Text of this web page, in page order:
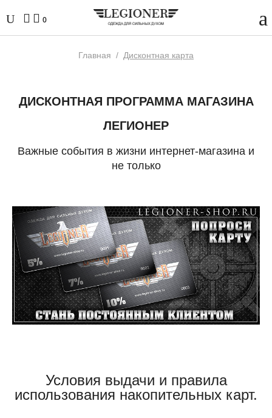
0
Главная / Дисконтная карта
ДИСКОНТНАЯ ПРОГРАММА МАГАЗИНА
ЛЕГИОНЕР
Важные события в жизни интернет-магазина и
не только
Условия выдачи и правила
использования накопительных карт.